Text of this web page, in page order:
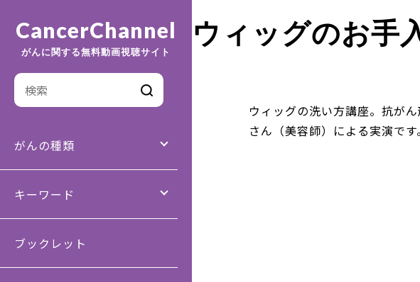
CancerChannel
がんに関する無料動画視聴サイト
がんの種類
キーワード
ブックレット
ウィッグのお手
ウィッグの洗い方講座。抗が
さん（美容師）による実演です。